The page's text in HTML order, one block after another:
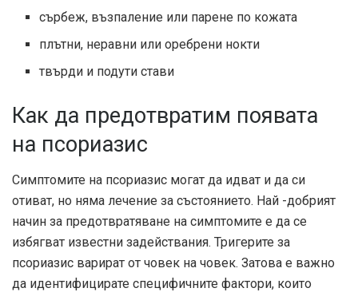
сърбеж, възпаление или парене по кожата
плътни, неравни или оребрени нокти
твърди и подути стави
Как да предотвратим появата
на псориазис
Симптомите на псориазис могат да идват и да си
отиват, но няма лечение за състоянието. Най -добрият
начин за предотвратяване на симптомите е да се
избягват известни задействания. Тригерите за
псориазис варират от човек на човек. Затова е важно
да идентифицирате специфичните фактори, които